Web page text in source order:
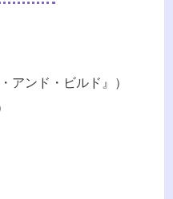
アンド・ビルド』）